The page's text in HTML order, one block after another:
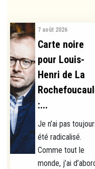
7 août 2026
Carte noire
pour Louis-
Henri de La
:...
Je n’ai pas
été radicalisé.
Comme tout le
monde, j’ai